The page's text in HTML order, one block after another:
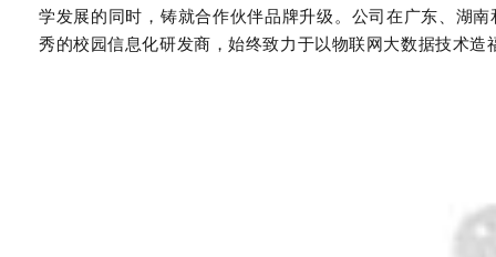
学发展的同时，铸就合作伙伴品牌升级。公司在广东、湖
秀的校园信息化研发商，始终致力于以物联网大数据技术造